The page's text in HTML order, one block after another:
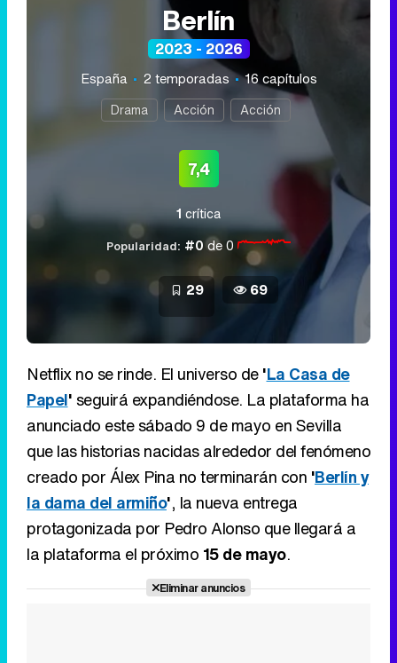
Berlín
2023 - 2026
España 2 temporadas 16 capítulos
Drama Acción Acción
7,4
1 crítica
Popularidad: #0de 0
29 69
Netflix no se rinde. El universo de'La Casa de
Papel' seguirá expandiéndose. La plataforma ha
anunciado este sábado 9 de mayo en Sevilla
que las historias nacidas alrededor del fenómeno
creado por Álex Pina no terminarán con 'Berlín y
la dama del armiño', la nueva entrega
protagonizada por Pedro Alonso que llegará a
la plataforma el próximo 15 de mayo.
Eliminar anuncios